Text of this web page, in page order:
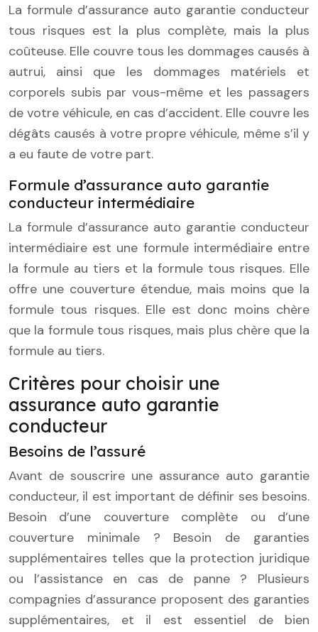
La formule d’assurance auto garantie conducteur
tous risques est la plus complète, mais la plus
coûteuse. Elle couvre tous les dommages causés à
autrui, ainsi que les dommages matériels et
corporels subis par vous-même et les passagers
de votre véhicule, en cas d’accident. Elle couvre les
dégâts causés à votre propre véhicule, même s’il y
a eu faute de votre part.
Formule d’assurance auto garantie
conducteur intermédiaire
La formule d’assurance auto garantie conducteur
intermédiaire est une formule intermédiaire entre
la formule au tiers et la formule tous risques. Elle
offre une couverture étendue, mais moins que la
formule tous risques. Elle est donc moins chère
que la formule tous risques, mais plus chère que la
formule au tiers.
Critères pour choisir une
assurance auto garantie
conducteur
Besoins de l’assuré
Avant de souscrire une assurance auto garantie
conducteur, il est important de définir ses besoins.
Besoin d’une couverture complète ou d’une
couverture minimale ? Besoin de garanties
supplémentaires telles que la protection juridique
ou l’assistance en cas de panne ? Plusieurs
compagnies d’assurance proposent des garanties
supplémentaires, et il est essentiel de bien